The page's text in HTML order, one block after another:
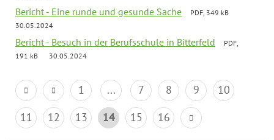
Bericht - Eine runde und gesunde Sache
PDF, 349 kB
30.05.2024
Bericht - Besuch in der Berufsschule in Bitterfeld
PDF,
191 kB
30.05.2024
1 ... 7 8 9
10
11
12 13 14 15 16